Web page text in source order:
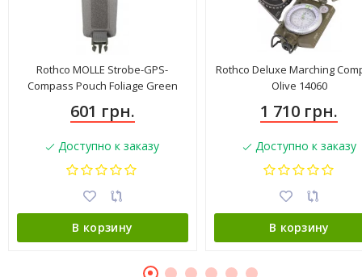
Rothco MOLLE Strobe-GPS-
Compass Pouch Foliage Green
601 грн.
Доступно к заказу
В корзину
Rothco Deluxe Marching
Olive 14060
1 710 грн.
Доступно к заказу
В корзину